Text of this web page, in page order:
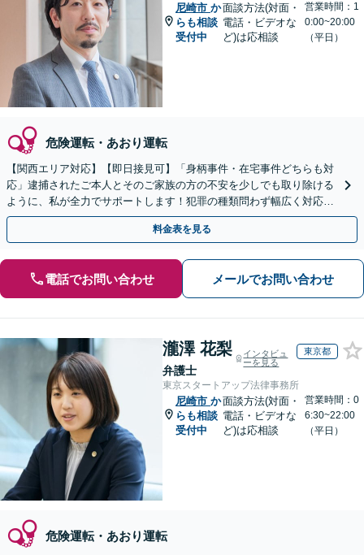
尼崎市 か
らも相談
受付中
面談方法(対面・
電話・ビデオな
ど)は応相談
営業時間：1
0:00~20:00
（平日）
危険運転・あおり運転
【関西エリア対応】【即日接見可】「身柄事件・在宅事件どちらも対
応」逮捕されたご本人とそのご家族の方の不安を少しでも取り除ける
ように、私が全力でサポートします！犯罪の種類問わず幅広く対応
「被害者との示談交渉お任せください」【休日・夜間相談可】
料金表を見る
電話でお問い合わせ メールでお問い合わせ
瀧澤 花梨
弁護士
インタビュ
ーを見る
東京都
東京スタートアップ法律事務所
尼崎市 か
らも相談
受付中
面談方法(対面・
電話・ビデオな
ど)は応相談
営業時間：0
6:30~22:00
（平日）
危険運転・あおり運転